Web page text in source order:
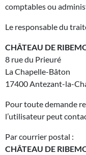
comptables ou
Le responsable du
CHÂTEAU DE
8 rue du Prieuré
La Chapelle-Bâton
17400 Antezant-la-
Pour toute demande
l’utilisateur peut
Par courrier postal :
CHÂTEAU DE